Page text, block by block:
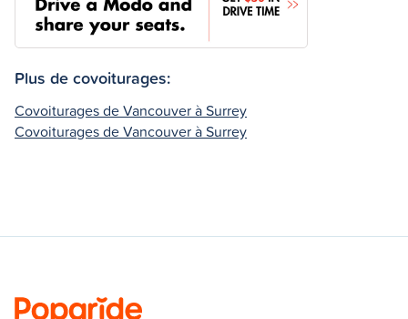
Plus de covoiturages:
Covoiturages de Vancouver à Surrey
Covoiturages de Vancouver à Surrey